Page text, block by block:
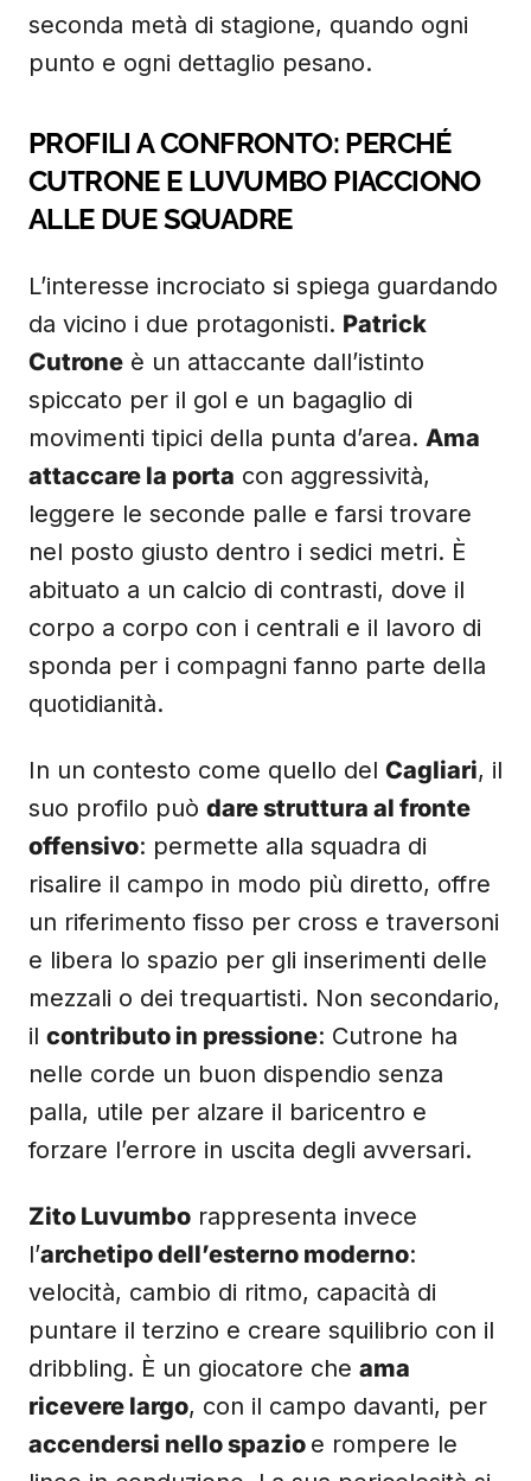
seconda metà di stagione, quando ogni
punto e ogni dettaglio pesano.
PROFILI A CONFRONTO: PERCHÉ
CUTRONE E LUVUMBO PIACCIONO
ALLE DUE SQUADRE
L’interesse incrociato si spiega guardando
da vicino i due protagonisti. Patrick
Cutrone è un attaccante dall’istinto
spiccato per il gol e un bagaglio di
movimenti tipici della punta d’area. Ama
attaccare la porta con aggressività,
leggere le seconde palle e farsi trovare
nel posto giusto dentro i sedici metri. È
abituato a un calcio di contrasti, dove il
corpo a corpo con i centrali e il lavoro di
sponda per i compagni fanno parte della
quotidianità.
In un contesto come quello del Cagliari, il
suo profilo può dare struttura al fronte
offensivo: permette alla squadra di
risalire il campo in modo più diretto, offre
un riferimento fisso per cross e traversoni
e libera lo spazio per gli inserimenti delle
mezzali o dei trequartisti. Non secondario,
il contributo in pressione: Cutrone ha
nelle corde un buon dispendio senza
palla, utile per alzare il baricentro e
forzare l’errore in uscita degli avversari.
Zito Luvumbo rappresenta invece
l’archetipo dell’esterno moderno:
velocità, cambio di ritmo, capacità di
puntare il terzino e creare squilibrio con il
dribbling. È un giocatore che ama
ricevere largo, con il campo davanti, per
accendersi nello spazio e rompere le